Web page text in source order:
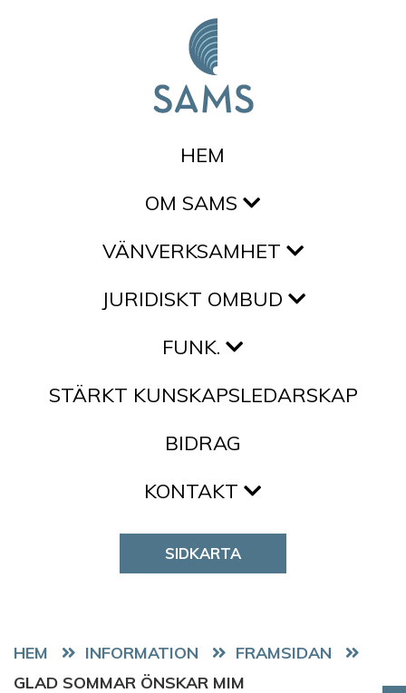
HEM
OM SAMS
VÄNVERKSAMHET
JURIDISKT OMBUD
FUNK.
STÄRKT KUNSKAPSLEDARSKAP
BIDRAG
KONTAKT
SIDKARTA
HEM
FRAMSIDAN
GLAD SOMMAR ÖNSKAR MIM